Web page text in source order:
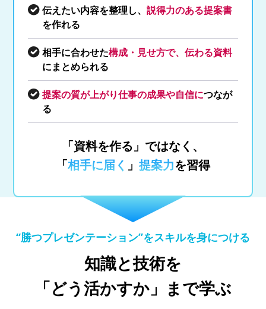
伝えたい内容を整理し、 説得力のある提案書
を作れる
相手に合わせた構成・見せ方で、伝わる資料
にまとめられる
提案の質が上がり仕事の成果や自信につなが
る
「資料を作る」ではなく、
「相手に届く 」 提案力を習得
“勝つプレゼンテーション”をスキルを身につける
知識と技術を
「どう活かすか」まで学ぶ